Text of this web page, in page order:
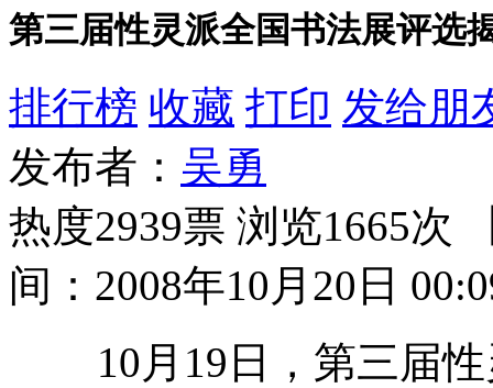
第三届性灵派全国书法展评选
排行榜 收藏 打印 发给朋
发布者： 吴勇
热度2939票 浏览1665次
间：2008年10月20日
10月19日，第三届性